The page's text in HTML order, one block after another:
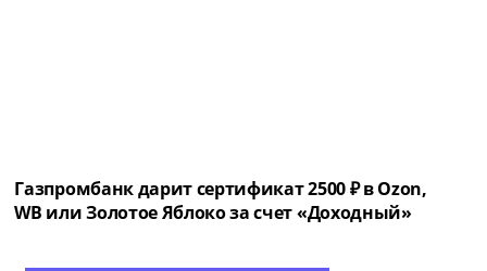
Газпромбанк дарит сертификат 2500 ₽ в Ozon,
WB или Золотое Яблоко за счет «Доходный»